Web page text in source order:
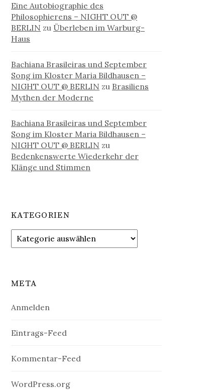
Eine Autobiographie des
Philosophierens – NIGHT OUT @
BERLIN zu Überleben im Warburg-
Haus
Bachiana Brasileiras und September
Song im Kloster Maria Bildhausen –
NIGHT OUT @ BERLIN zu Brasiliens
Mythen der Moderne
Bachiana Brasileiras und September
Song im Kloster Maria Bildhausen –
NIGHT OUT @ BERLIN zu
Bedenkenswerte Wiederkehr der
Klänge und Stimmen
KATEGORIEN
Kategorien
META
Anmelden
Eintrags-Feed
Kommentar-Feed
WordPress.org